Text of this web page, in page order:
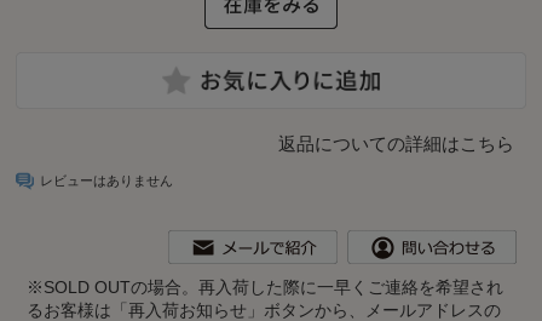
返品についての詳細はこちら
レビューはありません
※SOLD OUTの場合。再入荷した際に一早くご連絡を希望され
るお客様は「再入荷お知らせ」ボタンから、メールアドレスの